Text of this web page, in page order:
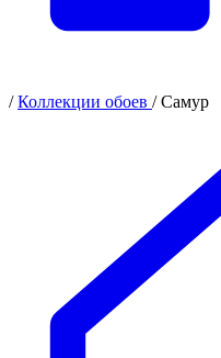
/Коллекции обоев /Самур